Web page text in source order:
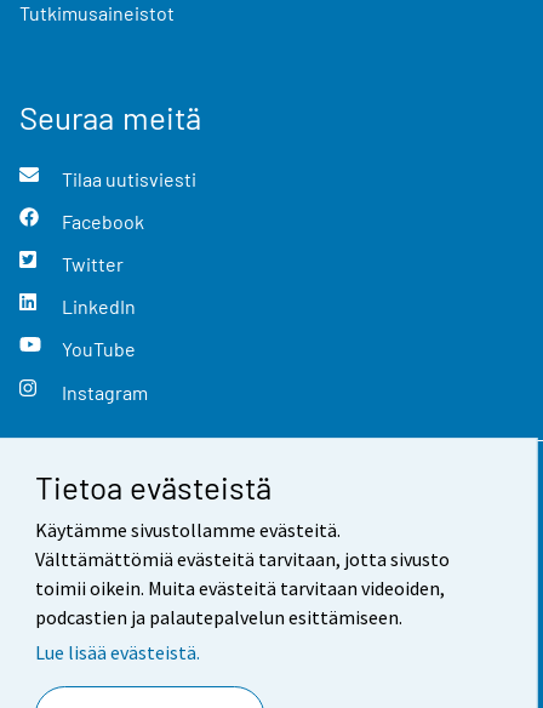
Tietoa evästeistä
Käytämme sivustollamme evästeitä.
Välttämättömiä evästeitä tarvitaan, jotta sivusto
toimii oikein. Muita evästeitä tarvitaan videoiden,
podcastien ja palautepalvelun esittämiseen.
Lue lisää evästeistä.
Tutkimusaineistot
Seuraa meitä
Tilaa uutisviesti
Facebook
Twitter
LinkedIn
YouTube
Instagram
Yhteystiedot
Palaute
Käyttöehdot
Saavutettavuus